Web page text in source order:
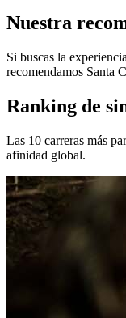
Nuestra
Si buscas la
recomendamos Santa
Ranking de
Las 10 carreras más
afinidad global.